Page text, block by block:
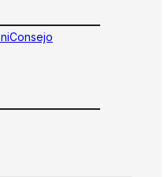
Consejo